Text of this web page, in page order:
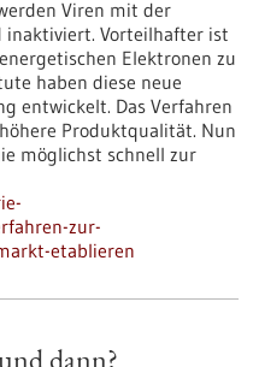
Viren mit der
inaktiviert. Vorteilhafter ist
Elektronen zu
haben diese neue
entwickelt. Das Verfahren
Produktqualität. Nun
möglichst schnell zur
zur-
etablieren